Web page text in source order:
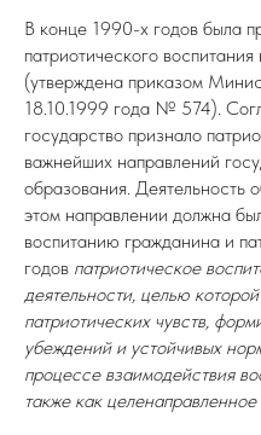
В конце 1990-х годов была
патриотического
(утверждена приказом
18.10.1999 года № 574).
государство признало
важнейших направлений
образования. Деятельность
этом направлении должна
воспитанию гражданина и
годов патриотическое
деятельности, целью
патриотических чувств,
убеждений и устойчивых
процессе взаимодействия
также как